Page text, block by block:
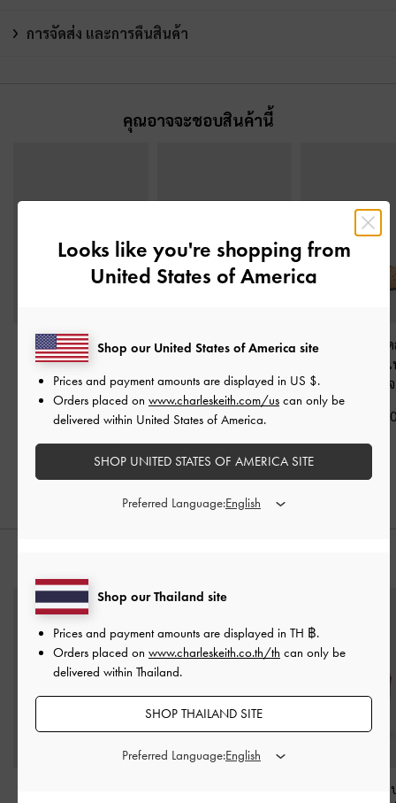
การจัดส่ง และการคืนสินค้า
คุณอาจจะชอบสินค้านี้
รองเท้าส้นสูงพร้อมสาย
รัดข้อเท้ารุ่น Fianna
เบจ
฿2,590.00
รองเท้าส้นสูงแบบเฉียง
เบจ
฿2,190.00
30% OFF
รองเท้าส้นสูงรั
แหลมหนังแท้ดี
สีเบจ
฿3,790.00
กระเป๋าทรงถัง
Looks like you're shopping from
United States of America
Shop our Thailand site
Prices and payment amounts are displayed in TH ฿.
Orders placed on www.charleskeith.co.th/th can only be
delivered within Thailand.
SHOP THAILAND SITE
Preferred Language:
Shop our United States of America site
Prices and payment amounts are displayed in US $.
Orders placed on www.charleskeith.com/us can only be
delivered within United States of America.
SHOP UNITED STATES OF AMERICA SITE
Preferred Language: